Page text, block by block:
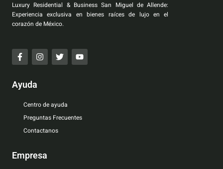
Luxury Residential & Business San Miguel de Allende:
Experiencia exclusiva en bienes raíces de lujo en el
corazón de México.
Ayuda
Centro de ayuda
Preguntas Frecuentes
Contactanos
Empresa